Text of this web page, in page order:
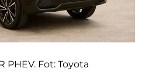
PHEV. Fot: Toyota